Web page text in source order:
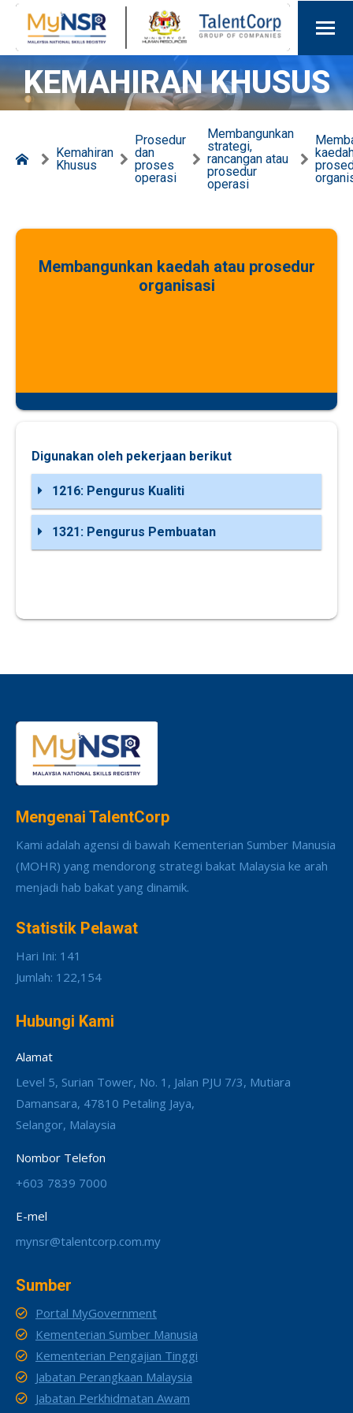
KEMAHIRAN KHUSUS
Kemahiran
Khusus
Prosedur
dan
proses
operasi
Membangunkan
strategi,
rancangan atau
prosedur
operasi
Membangunkan kaedah atau prosedur
organisasi
Digunakan oleh pekerjaan berikut
1216: Pengurus Kualiti
1321: Pengurus Pembuatan
Mengenai TalentCorp
Kami adalah agensi di bawah Kementerian Sumber Manusia
(MOHR) yang mendorong strategi bakat Malaysia ke arah
menjadi hab bakat yang dinamik.
Statistik Pelawat
Hari Ini: 141
Jumlah: 122,154
Hubungi Kami
Alamat
Level 5, Surian Tower, No. 1, Jalan PJU 7/3, Mutiara
Damansara, 47810 Petaling Jaya,
Selangor, Malaysia
Nombor Telefon
+603 7839 7000
E-mel
mynsr@talentcorp.com.my
Sumber
Portal MyGovernment
Kementerian Sumber Manusia
Kementerian Pengajian Tinggi
Jabatan Perangkaan Malaysia
Jabatan Perkhidmatan Awam